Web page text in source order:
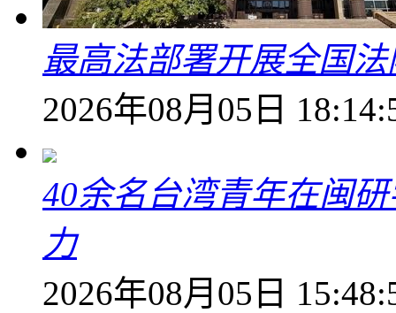
最高法部署开展全国
2026年08月05日
40余名台湾青年在闽
力
2026年08月05日